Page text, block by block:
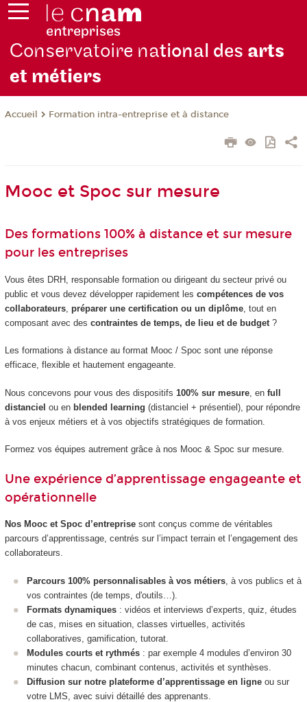
Conservatoire national des arts
et métiers
Accueil Formation intra-entreprise et à distance
Mooc et Spoc sur mesure
Des formations 100% à distance et sur mesure
pour les entreprises
Vous êtes DRH, responsable formation ou dirigeant du secteur privé ou
public et vous devez développer rapidement les compétences de vos
collaborateurs, préparer une certification ou un diplôme, tout en
composant avec des contraintes de temps, de lieu et de budget?
Les formations à distance au format Mooc / Spoc sont une réponse
efficace, flexible et hautement engageante.
Nous concevons pour vous des dispositifs 100% sur mesure, en full
distanciel ou en blended learning (distanciel + présentiel), pour répondre
à vos enjeux métiers et à vos objectifs stratégiques de formation.
Formez vos équipes autrement grâce à nos Mooc & Spoc sur mesure.
Une expérience d’apprentissage engageante et
opérationnelle
Nos Mooc et Spoc d’entreprisesont conçus comme de véritables
parcours d’apprentissage, centrés sur l’impact terrain et l’engagement des
collaborateurs.
Parcours 100% personnalisables à vos métiers , à vos publics et à
vos contraintes (de temps, d'outils…).
Formats dynamiques : vidéos et interviews d’experts, quiz, études
de cas, mises en situation, classes virtuelles, activités
collaboratives, gamification, tutorat.
Modules courts et rythmés : par exemple 4 modules d’environ 30
minutes chacun, combinant contenus, activités et synthèses.
Diffusion sur notre plateforme d’apprentissage en ligne ou sur
votre LMS, avec suivi détaillé des apprenants.